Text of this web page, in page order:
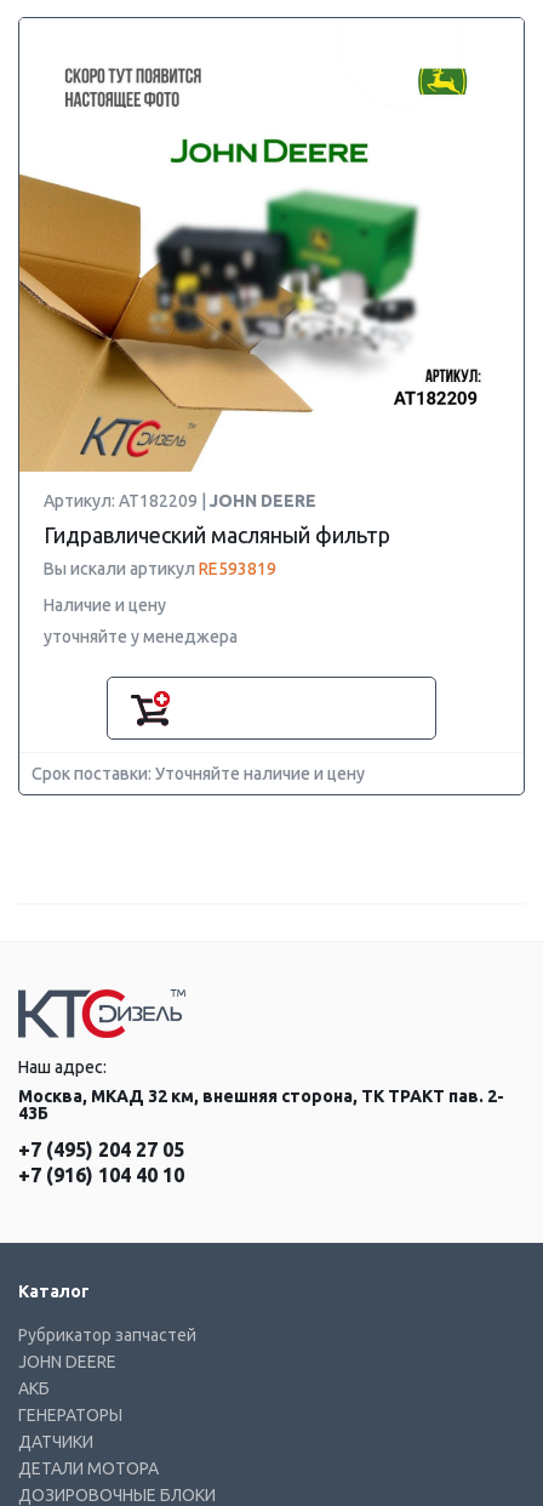
Артикул: AT182209 | JOHN DEERE
Гидравлический масляный фильтр
Вы искали артикул RE593819
Наличие и цену
уточняйте у менеджера
Срок поставки: Уточняйте наличие и цену
Наш адрес:
Москва, МКАД 32 км, внешняя сторона, ТК ТРАКТ пав. 2-
43Б
+7 (495) 204 27 05
+7 (916) 104 40 10
Каталог
Рубрикатор запчастей
JOHN DEERE
АКБ
ГЕНЕРАТОРЫ
ДАТЧИКИ
ДЕТАЛИ МОТОРА
ДОЗИРОВОЧНЫЕ БЛОКИ